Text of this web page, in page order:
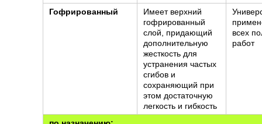
Гофрированный
Имеет верхний
гофрированный
слой, придающий
дополнительную
жесткость для
устранения частых
сгибов и
сохраняющий при
этом достаточную
легкость и гибкость
всех
работ